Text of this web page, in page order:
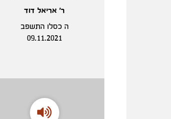
ר' אריאל דוד
ה כסלו התשפב
09.11.2021